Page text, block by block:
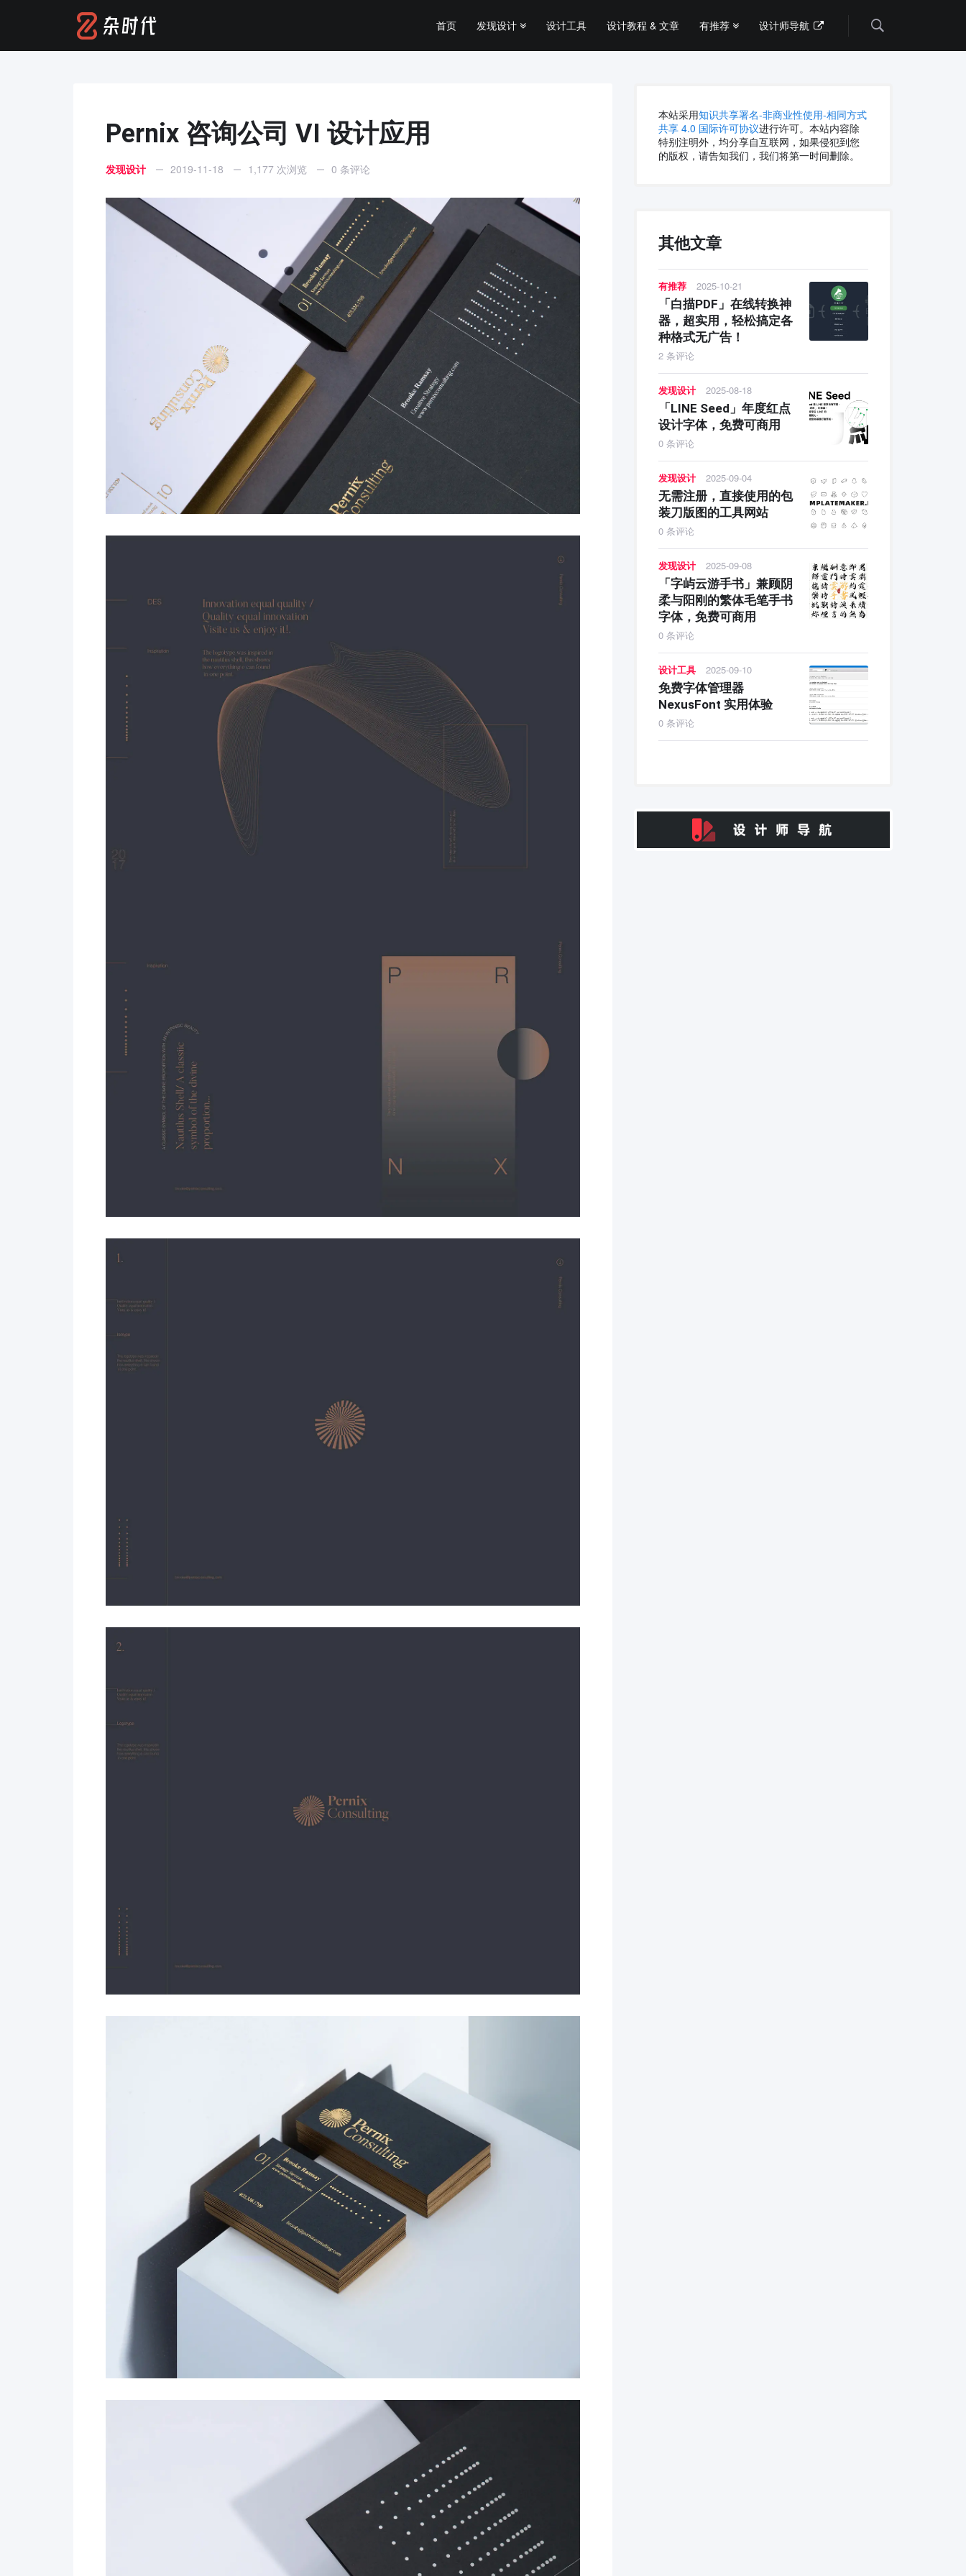
首页 发现设计 设计工具 设计教程 & 文章 有推荐 设计师导航
Pernix 咨询公司 VI 设计应用
发现设计 2019-11-18 1,177 次浏览 0 条评论
本站采用知识共享署名-非商业性使用-相同方式
共享 4.0 国际许可协议进行许可。本站内容除
特别注明外，均分享自互联网，如果侵犯到您
的版权，请告知我们，我们将第一时间删除。
其他文章
有推荐 2025-10-21
「白描PDF」在线转换神
器，超实用，轻松搞定各
种格式无广告！
2 条评论
发现设计 2025-08-18
「LINE Seed」年度红点
设计字体，免费可商用
0 条评论
发现设计 2025-09-04
无需注册，直接使用的包
装刀版图的工具网站
0 条评论
发现设计 2025-09-08
「字屿云游手书」兼顾阴
柔与阳刚的繁体毛笔手书
字体，免费可商用
0 条评论
设计工具 2025-09-10
免费字体管理器
NexusFont 实用体验
0 条评论